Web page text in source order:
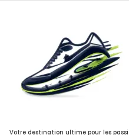
Votre destination ultime pour les